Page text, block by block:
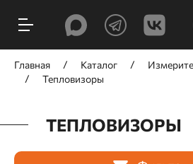
Главная Каталог
Тепловизоры
ТЕПЛОВИЗОРЫ
Цена, ₽